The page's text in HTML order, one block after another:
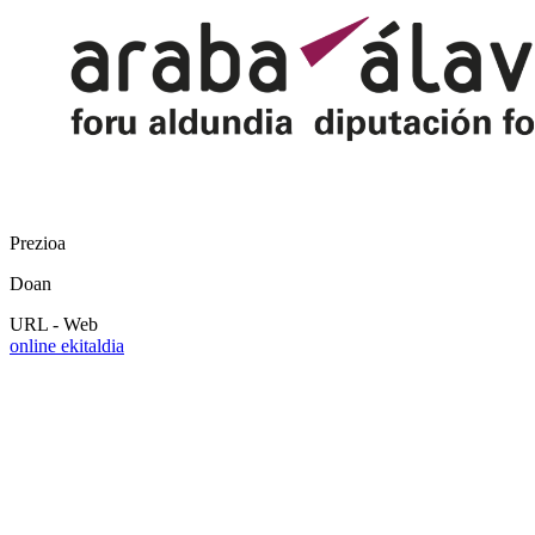
Prezioa
Doan
URL - Web
online ekitaldia